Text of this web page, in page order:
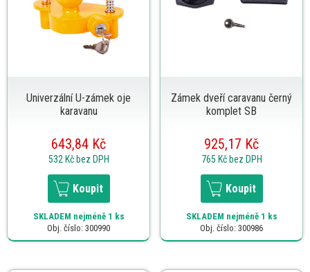
Univerzální U-zámek oje
karavanu
643,84 Kč
532 Kč bez DPH
Koupit
SKLADEM nejméně 1 ks
Obj. číslo: 300990
Zámek dveří caravanu černý
komplet SB
925,17 Kč
765 Kč bez DPH
Koupit
SKLADEM nejméně 1 ks
Obj. číslo: 300986